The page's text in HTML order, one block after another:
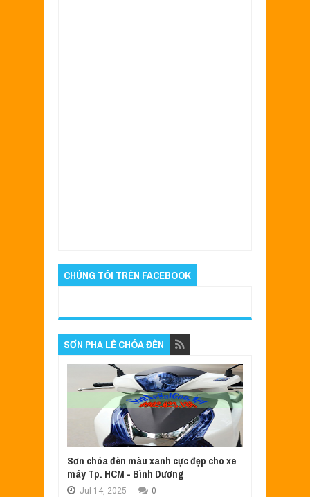
CHÚNG TÔI TRÊN FACEBOOK
SƠN PHA LÊ CHÓA ĐÈN
Sơn chóa đèn màu xanh cực đẹp cho xe
máy Tp. HCM - Bình Dương
Jul 14, 2025 - 0